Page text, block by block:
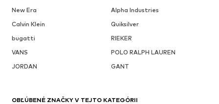
New Era
Alpha Industries
Calvin Klein
Quiksilver
bugatti
RIEKER
VANS
POLO RALPH LAUREN
JORDAN
GANT
OBĽÚBENÉ ZNAČKY V TEJTO KATEGÓRII